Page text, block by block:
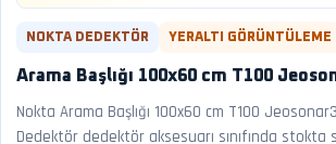
NOKTA DEDEKTÖR YERALTI GÖRÜNTÜLEME
Arama Başlığı 100x60 cm T100
Nokta Arama Başlığı 100x60 cm T100
Dedektör dedektör aksesuarı sınıfında stokta